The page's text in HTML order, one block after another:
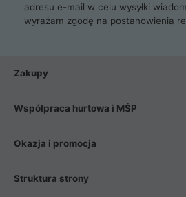
adresu e-mail w celu wysyłki
wyrażam zgodę na postanowienia
Zakupy
Współpraca hurtowa i MŚP
Okazja i promocja
Struktura strony